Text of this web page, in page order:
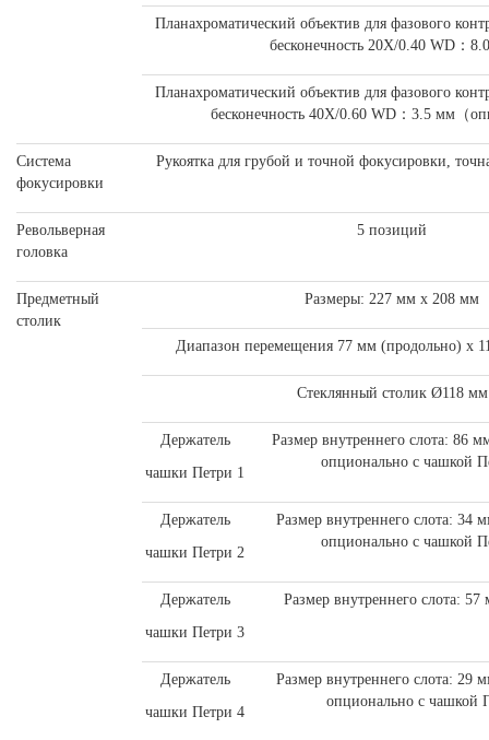
Планахроматический объектив для фазового
бесконечность 20X/0.40 WD：
Планахроматический объектив для фазового
бесконечность 40X/0.60 WD：3.5 мм（
Система
фокусировки
Рукоятка для грубой и точной фокусировки,
Револьверная
головка
5 позиций
Предметный
столик
Размеры: 227 мм х 208 мм
Диапазон перемещения 77 мм (продольно) х
Стеклянный столик Ø118 мм
Держатель
чашки Петри 1
Размер внутреннего слота:
опционально с чашкой
Держатель
чашки Петри 2
Размер внутреннего слота:
опционально с чашкой
Держатель
чашки Петри 3
Размер внутреннего слота:
Держатель
чашки Петри 4
Размер внутреннего слота:
опционально с чашкой